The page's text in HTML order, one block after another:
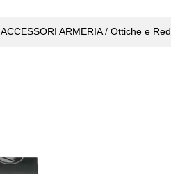
ACCESSORI ARMERIA/ Ottiche e